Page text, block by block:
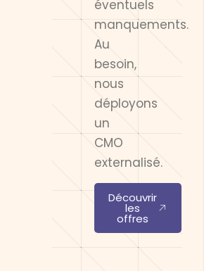
éventuels
manquements.
Au
besoin,
nous
déployons
un
CMO
externalisé.
Découvrir
les
offres